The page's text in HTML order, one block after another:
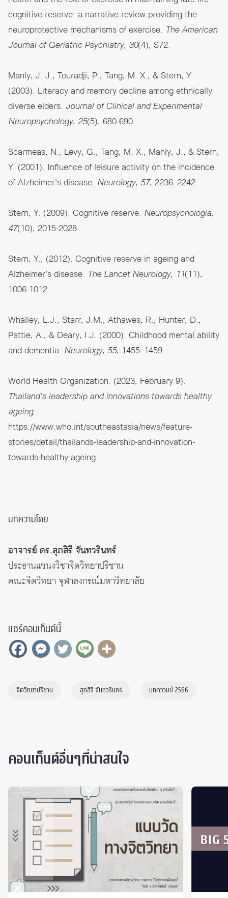
cognitive reserve: a narrative review providing the
neuroprotective mechanisms of exercise. The American
Journal of Geriatric Psychiatry, 30(4), S72.
Manly, J. J., Touradji, P., Tang, M. X., & Stern, Y.
(2003). Literacy and memory decline among ethnically
diverse elders. Journal of Clinical and Experimental
Neuropsychology, 25(5), 680-690.
Scarmeas, N., Levy, G., Tang, M. X., Manly, J., & Stern,
Y. (2001). Influence of leisure activity on the incidence
of Alzheimer’s disease. Neurology, 57, 2236–2242.
Stern, Y. (2009). Cognitive reserve. Neuropsychologia,
47(10), 2015-2028.
Stern, Y., (2012). Cognitive reserve in ageing and
Alzheimer’s disease. The Lancet Neurology, 11(11),
1006-1012.
Whalley, L.J., Starr, J.M., Athawes, R., Hunter, D.,
Pattie, A., & Deary, I.J. (2000). Childhood mental ability
and dementia. Neurology, 55, 1455–1459.
World Health Organization. (2023, February 9).
Thailand’s leadership and innovations towards healthy
ageing.
https://www.who.int/southeastasia/news/feature-
stories/detail/thailands-leadership-and-innovation-
towards-healthy-ageing
บทความโดย
อาจารย์ ดร.สุภสิรี จันทวรินทร์
ประธานแขนงวิชาจิตวิทยาปริชาน
คณะจิตวิทยา จุฬาลงกรณ์มหาวิทยาลัย
แชร์คอนเท็นต์นี้
จิตวิทยาปริชาน สุภสิรี จันทวรินทร์ บทความปี 2566
คอนเท็นต์อื่นๆที่น่าสนใจ